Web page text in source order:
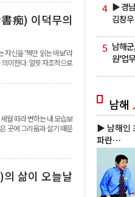
痴) 이덕무의
자신을 '책만 읽는 바보'라
미한다. 얼핏 자조적으로
월 따라 변하는 내 모습보
곳에 그리움과 살기 때문
삶이 오늘날
4 ▶ 경
김창
5 남해
원'업
남해
▶ 남해인
파란…